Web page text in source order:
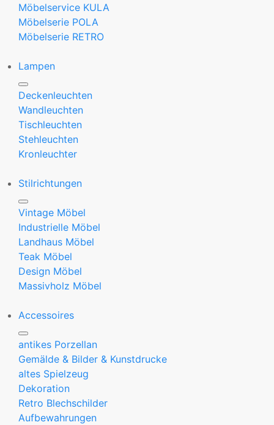
Möbelservice KULA
Möbelserie POLA
Möbelserie RETRO
Lampen
Deckenleuchten
Wandleuchten
Tischleuchten
Stehleuchten
Kronleuchter
Stilrichtungen
Vintage Möbel
Industrielle Möbel
Landhaus Möbel
Teak Möbel
Design Möbel
Massivholz Möbel
Accessoires
antikes Porzellan
Gemälde & Bilder & Kunstdrucke
altes Spielzeug
Dekoration
Retro Blechschilder
Aufbewahrungen